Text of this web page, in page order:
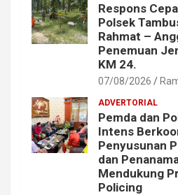
Respons
Polsek
Rahmat –
Penemuan
KM 24.
07/08/2026
ADVERTORIAL
Pemda dan
Intens
Penyusunan
dan
Mendukung
Policing